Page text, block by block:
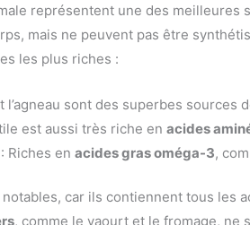
représentent une des
mais ne peuvent pas être
les plus riches :
sont des superbes sources
est aussi très riche en acides
: Riches en acides gras oméga-3,
car ils contiennent tous les
, comme le yaourt et le fromage,